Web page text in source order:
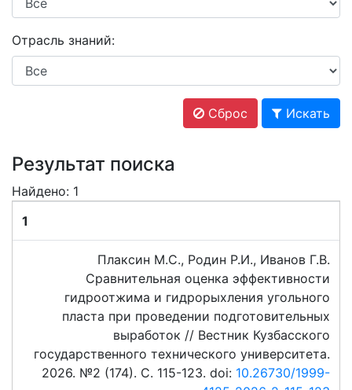
Отрасль знаний:
Сброс Искать
Результат поиска
Найдено: 1
1
Плаксин М.С., Родин Р.И., Иванов Г.В.
Сравнительная оценка эффективности
гидроотжима и гидрорыхления угольного
пласта при проведении подготовительных
выработок // Вестник Кузбасского
государственного технического университета.
2026. №2 (174). C. 115-123. doi: 10.26730/1999-